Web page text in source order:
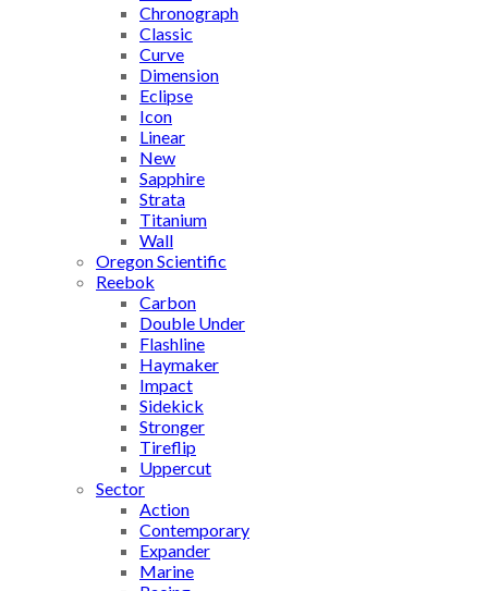
Chronograph
Classic
Curve
Dimension
Eclipse
Icon
Linear
New
Sapphire
Strata
Titanium
Wall
Oregon Scientific
Reebok
Carbon
Double Under
Flashline
Haymaker
Impact
Sidekick
Stronger
Tireflip
Uppercut
Sector
Action
Contemporary
Expander
Marine